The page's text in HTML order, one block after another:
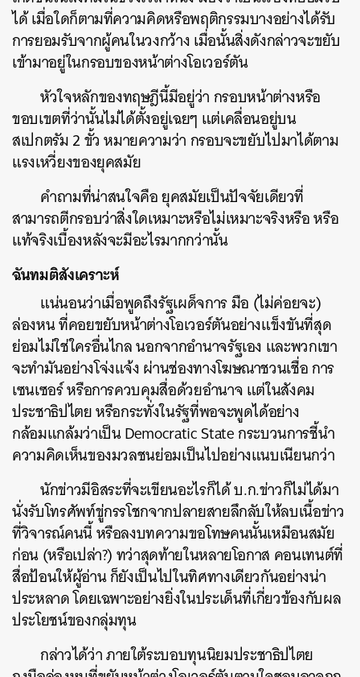
ได้ เมื่อใดก็ตามที่ความคิดหรือพฤติกรรมบางอย่างได้รับ
การยอมรับจากผู้คนในวงกว้าง เมื่อนั้นสิ่งดังกล่าวจะขยับ
เข้ามาอยู่ในกรอบของหน้าต่างโอเวอร์ตัน
หัวใจหลักของทฤษฎีนี้มีอยู่ว่า กรอบหน้าต่างหรือ
ขอบเขตที่ว่านั้นไม่ได้ตั้งอยู่เฉยๆ แต่เคลื่อนอยู่บน
สเปกตรัม 2 ขั้ว หมายความว่า กรอบจะขยับไปมาได้ตาม
แรงเหวี่ยงของยุคสมัย
คำถามที่น่าสนใจคือ ยุคสมัยเป็นปัจจัยเดียวที่
สามารถตีกรอบว่าสิ่งใดเหมาะหรือไม่เหมาะจริงหรือ หรือ
แท้จริงเบื้องหลังจะมีอะไรมากกว่านั้น
ฉันทมติสังเคราะห์
แน่นอนว่าเมื่อพูดถึงรัฐเผด็จการ มือ (ไม่ค่อยจะ)
ล่องหน ที่คอยขยับหน้าต่างโอเวอร์ตันอย่างแข็งขันที่สุด
ย่อมไม่ใช่ใครอื่นไกล นอกจากอำนาจรัฐเอง และพวกเขา
จะทำมันอย่างโจ่งแจ้ง ผ่านช่องทางโฆษณาชวนเชื่อ การ
เซนเซอร์ หรือการควบคุมสื่อด้วยอำนาจ แต่ในสังคม
ประชาธิปไตย หรือกระทั่งในรัฐที่พอจะพูดได้อย่าง
กล้อมแกล้มว่าเป็น Democratic State กระบวนการชี้นำ
ความคิดเห็นของมวลชนย่อมเป็นไปอย่างแนบเนียนกว่า
นักข่าวมีอิสระที่จะเขียนอะไรก็ได้ บ.ก.ข่าวก็ไม่ได้มา
นั่งรับโทรศัพท์ขู่กรรโชกจากปลายสายลึกลับให้ลบเนื้อข่าว
ที่วิจารณ์คนนี้ หรือลงบทความขอโทษคนนั้นเหมือนสมัย
ก่อน (หรือเปล่า?) ทว่าสุดท้ายในหลายโอกาส คอนเทนต์ที่
สื่อป้อนให้ผู้อ่าน ก็ยังเป็นไปในทิศทางเดียวกันอย่างน่า
ประหลาด โดยเฉพาะอย่างยิ่งในประเด็นที่เกี่ยวข้องกับผล
ประโยชน์ของกลุ่มทุน
กล่าวได้ว่า ภายใต้ระบอบทุนนิยมประชาธิปไตย